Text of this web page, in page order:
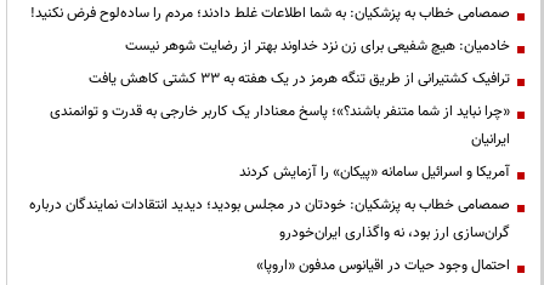
صمصامی خطاب به پزشکیان: به شما اطلاعات غلط دادند؛ مردم را ساده‌لوح فرض نکنید!
خادمیان: هیچ شفیعی برای زن نزد خداوند بهتر از رضایت شوهر نیست
ترافیک کشتیرانی از طریق تنگه هرمز در یک هفته به ۳۳ کشتی کاهش یافت
«چرا نباید از شما متنفر باشند؟»؛ پاسخ معنادار یک کاربر خارجی به قدرت و توانمندی
ایرانیان
آمریکا و اسرائیل سامانه «پیکان» را آزمایش کردند
صمصامی خطاب به پزشکیان: خودتان در مجلس بودید؛ دیدید انتقادات نمایندگان درباره
گران‌سازی ارز بود، نه واگذاری ایران‌خودرو
احتمال وجود حیات در اقیانوس مدفون «اروپا»